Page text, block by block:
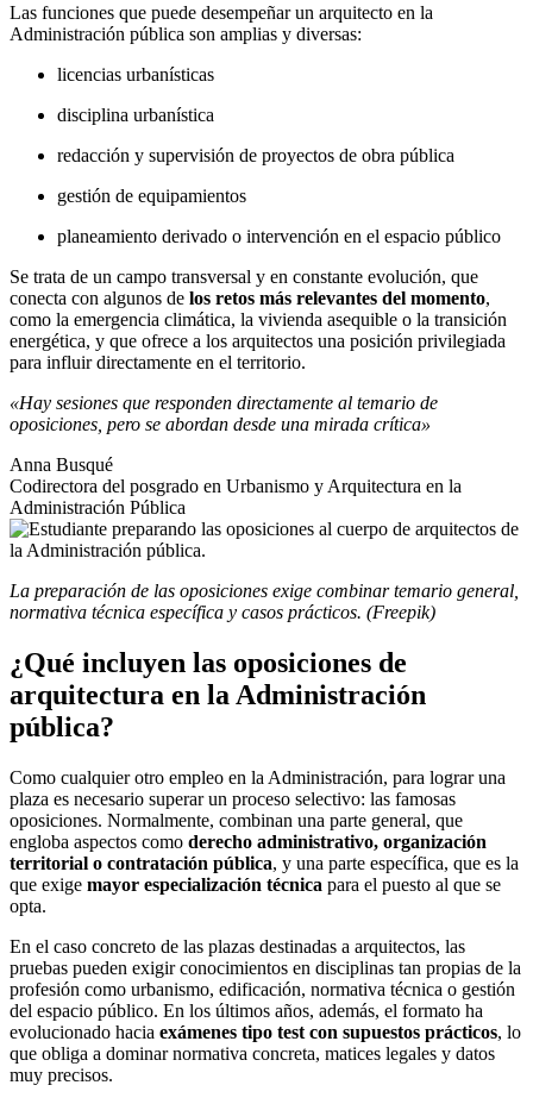
Las funciones que puede desempeñar un arquitecto en la
Administración pública son amplias y diversas:
licencias urbanísticas
disciplina urbanística
redacción y supervisión de proyectos de obra pública
gestión de equipamientos
planeamiento derivado o intervención en el espacio público
Se trata de un campo transversal y en constante evolución, que
conecta con algunos de los retos más relevantes del momento,
como la emergencia climática, la vivienda asequible o la transición
energética, y que ofrece a los arquitectos una posición privilegiada
para influir directamente en el territorio.
«Hay sesiones que responden directamente al temario de
oposiciones, pero se abordan desde una mirada crítica»
Anna Busqué
Codirectora del posgrado en Urbanismo y Arquitectura en la
Administración Pública
La preparación de las oposiciones exige combinar temario general,
normativa técnica específica y casos prácticos. (Freepik)
¿Qué incluyen las oposiciones de
arquitectura en la Administración
pública?
Como cualquier otro empleo en la Administración, para lograr una
plaza es necesario superar un proceso selectivo: las famosas
oposiciones. Normalmente, combinan una parte general, que
engloba aspectos como derecho administrativo, organización
territorial o contratación pública, y una parte específica, que es la
que exige mayor especialización técnica para el puesto al que se
opta.
En el caso concreto de las plazas destinadas a arquitectos, las
pruebas pueden exigir conocimientos en disciplinas tan propias de la
profesión como urbanismo, edificación, normativa técnica o gestión
del espacio público. En los últimos años, además, el formato ha
evolucionado hacia exámenes tipo test con supuestos prácticos, lo
que obliga a dominar normativa concreta, matices legales y datos
muy precisos.